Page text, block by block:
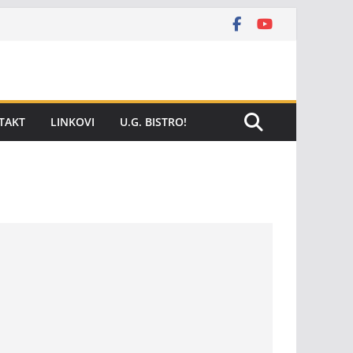
LINKOVI U.G. BISTRO!